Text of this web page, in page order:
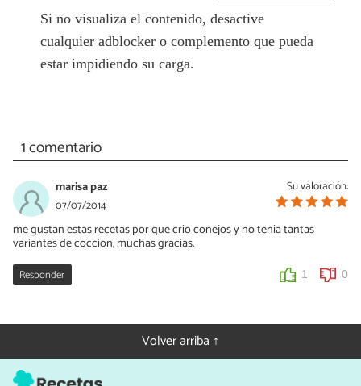
Si no visualiza el contenido, desactive
cualquier adblocker o complemento que pueda
estar impidiendo su carga.
1 comentario
Su valoración:
marisa paz
07/07/2014
me gustan estas recetas por que crio conejos y no tenia tantas
variantes de coccion, muchas gracias.
Responder 1 0
Volver arriba ↑